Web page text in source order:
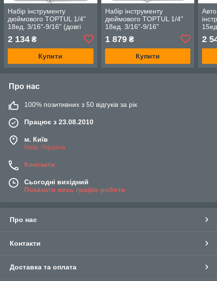
Набір інструменту
дюймового TOPTUL 1/4"
18ед. 3/16"-9/16" (довгі
2 134 ₴
Купити
Набір інструменту
дюймового TOPTUL 1/4"
18ед. 3/16"-9/16"
1 879₴
Купити
2
Про нас
100% позитивних з 50 відгуків за рік
Працює з 23.08.2010
м. Київ
Київ, Україна
Контакти
Сьогодні вихідний
Показати весь графік роботи
Про нас
Контакти
Доставка та оплата